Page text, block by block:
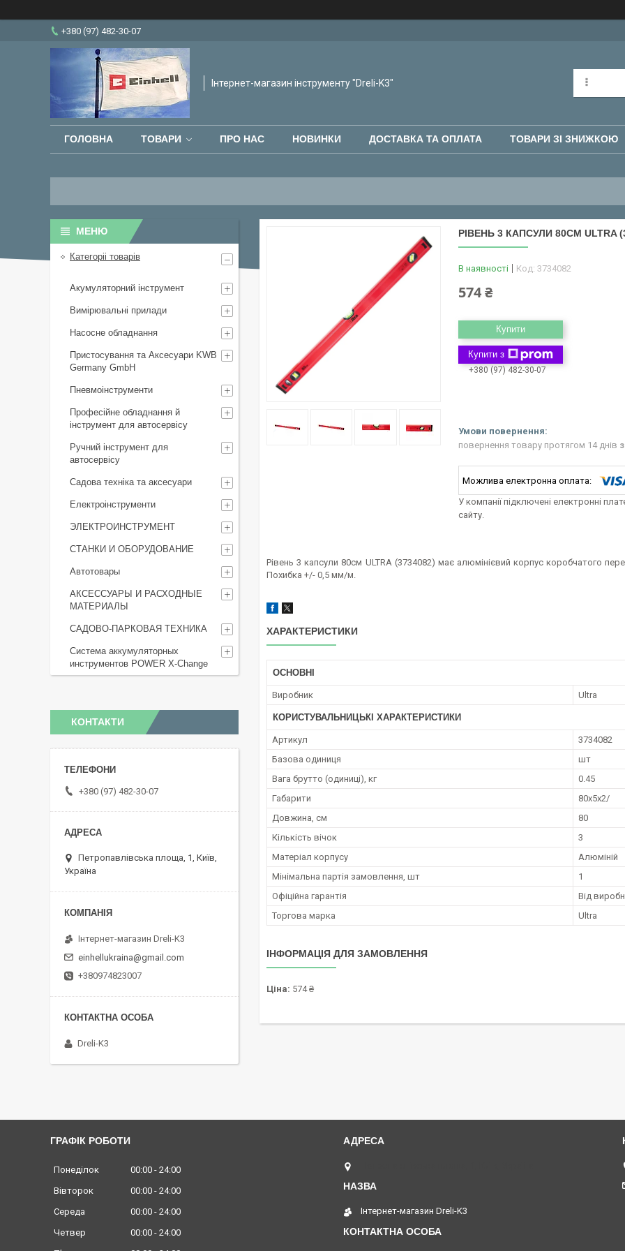
+380 (97) 482-30-07
Інтернет-магазин інструменту "Dreli-K3"
ГОЛОВНА ТОВАРИ ПРО НАС НОВИНКИ ДОСТАВКА ТА ОПЛАТА ТОВАРИ ЗІ ЗНИЖКОЮ
РІВЕНЬ 3 КАПСУЛИ 80СМ ULTRA
В наявності Код: 3734082
574 ₴
Купити
Купити з
+380 (97) 482-30-07
повернення товару протягом 14 днів
У компанії підключені електронні
сайту.
Рівень 3 капсули 80см ULTRA (3734082) має алюмінієвий корпус коробчатого
Похибка +/- 0,5 мм/м.
ХАРАКТЕРИСТИКИ
ОСНОВНІ
Виробник Ultra
КОРИСТУВАЛЬНИЦЬКІ ХАРАКТЕРИСТИКИ
Артикул
3734082
Базова одиниця
шт
Вага брутто (одиниці), кг
0.45
Габарити
80x5x2/
Довжина, см
80
Кількість вічок
3
Матеріал корпусу
Алюміній
Мінімальна партія замовлення, шт
1
Офіційна гарантія
Від
Торгова марка
Ultra
ІНФОРМАЦІЯ ДЛЯ ЗАМОВЛЕННЯ
Ціна: 574 ₴
Категоріі товарів
Акумуляторний інструмент
Вимірювальні прилади
Насосне обладнання
Пристосування та Аксесуари KWB
Germany GmbH
Пневмоінструменти
Професійне обладнання й
інструмент для автосервісу
Ручний інструмент для
автосервісу
Садова техніка та аксесуари
Електроінструменти
ЭЛЕКТРОИНСТРУМЕНТ
СТАНКИ И ОБОРУДОВАНИЕ
Автотовары
АКСЕССУАРЫ И РАСХОДНЫЕ
МАТЕРИАЛЫ
САДОВО-ПАРКОВАЯ ТЕХНИКА
Система аккумуляторных
инструментов POWER X-Change
КОНТАКТИ
+380 (97) 482-30-07
Петропавлівська площа, 1, Київ,
Україна
Інтернет-магазин Dreli-K3
einhellukraina@gmail.com
+380974823007
Dreli-K3
ГРАФІК РОБОТИ
Понеділок 00:00
24:00
Вівторок
00:00
24:00
Середа
00:00
24:00
Четвер
00:00
24:00
Інтернет-магазин Dreli-K3